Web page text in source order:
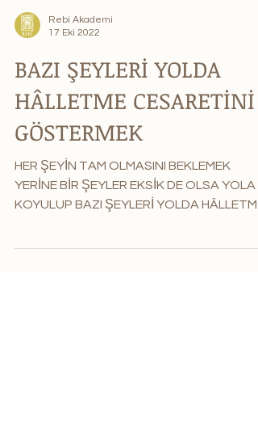
BAZI ŞEYLERİ YOLDA
HÂLLETME CESARETİNİ
GÖSTERMEK
HER ŞEYİN TAM OLMASINI BEKLEMEK
YERİNE BİR ŞEYLER EKSİK DE OLSA YOLA
CESARETİNİ GÖSTERMEK Fonksiyonel...